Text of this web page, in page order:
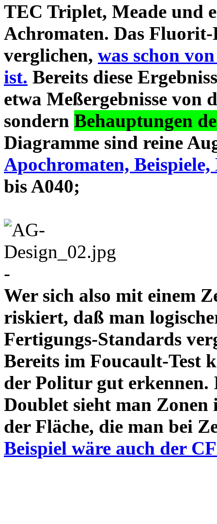
TEC Triplet, Meade und
Achromaten. Das
verglichen, was schon
ist. Bereits diese
etwa Meßergebnisse von
sondern Behauptungen
Diagramme sind reine
Apochromaten, Beispiele,
bis A040;
-
Wer sich also mit einem
riskiert, daß man
Fertigungs-Standards
Bereits im Foucault-Test
der Politur gut
Doublet sieht man Zonen
der Fläche, die man bei
Beispiel wäre auch der